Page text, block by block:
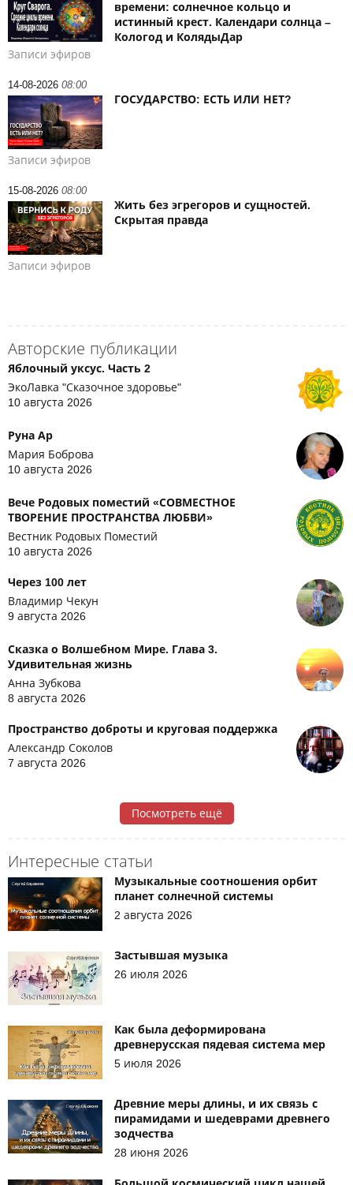
времени: солнечное кольцо и
истинный крест. Календари солнца –
Кологод и КолядыДар
Записи эфиров
14-08-2026 08:00
ГОСУДАРСТВО: ЕСТЬ ИЛИ НЕТ?
Записи эфиров
15-08-2026 08:00
Жить без эгрегоров и сущностей.
Скрытая правда
Записи эфиров
Авторские публикации
Яблочный уксус. Часть 2
ЭкоЛавка "Сказочное здоровье"
10 августа 2026
Руна Ар
Мария Боброва
10 августа 2026
Вече Родовых поместий «СОВМЕСТНОЕ
ТВОРЕНИЕ ПРОСТРАНСТВА ЛЮБВИ»
Вестник Родовых Поместий
10 августа 2026
Через 100 лет
Владимир Чекун
9 августа 2026
Сказка о Волшебном Мире. Глава 3.
Удивительная жизнь
Анна Зубкова
8 августа 2026
Пространство доброты и круговая поддержка
Александр Соколов
7 августа 2026
Посмотреть ещё
Интересные статьи
Музыкальные соотношения орбит
планет солнечной системы
2 августа 2026
Застывшая музыка
26 июля 2026
Как была деформирована
древнерусская пядевая система мер
5 июля 2026
Древние меры длины, и их связь с
пирамидами и шедеврами древнего
зодчества
28 июня 2026